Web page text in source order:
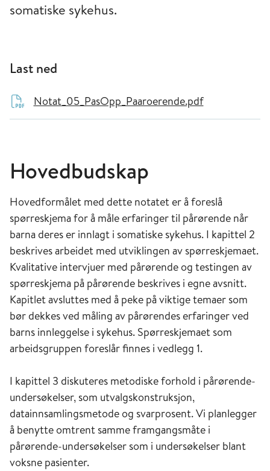
somatiske sykehus.
Last ned
Notat_05_PasOpp_Paaroerende.pdf
Hovedbudskap
Hovedformålet med dette notatet er å foreslå
spørreskjema for å måle erfaringer til pårørende når
barna deres er innlagt i somatiske sykehus. I kapittel 2
beskrives arbeidet med utviklingen av spørreskjemaet.
Kvalitative intervjuer med pårørende og testingen av
spørreskjema på pårørende beskrives i egne avsnitt.
Kapitlet avsluttes med å peke på viktige temaer som
bør dekkes ved måling av pårørendes erfaringer ved
barns innleggelse i sykehus. Spørreskjemaet som
arbeidsgruppen foreslår finnes i vedlegg 1.
I kapittel 3 diskuteres metodiske forhold i pårørende-
undersøkelser, som utvalgskonstruksjon,
datainnsamlingsmetode og svarprosent. Vi planlegger
å benytte omtrent samme framgangsmåte i
pårørende-undersøkelser som i undersøkelser blant
voksne pasienter.